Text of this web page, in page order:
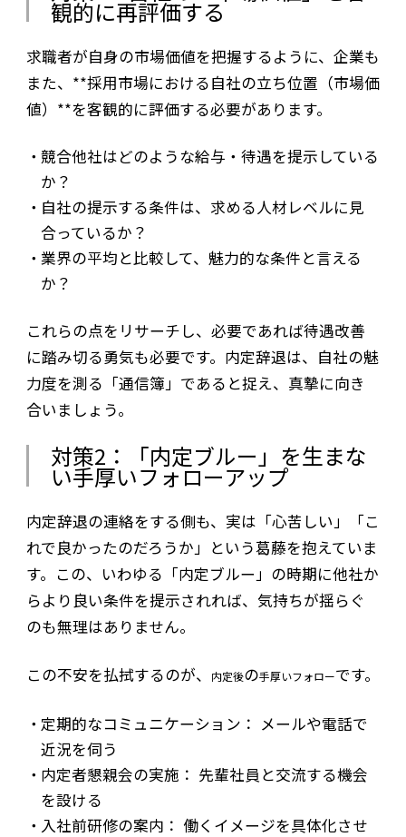
観的に再評価する
求職者が自身の市場価値を把握するように、企業も
また、**採用市場における自社の立ち位置（市場価
値）**を客観的に評価する必要があります。
競合他社はどのような給与・待遇を提示している
か？
自社の提示する条件は、求める人材レベルに見
合っているか？
業界の平均と比較して、魅力的な条件と言える
か？
これらの点をリサーチし、必要であれば待遇改善
に踏み切る勇気も必要です。内定辞退は、自社の魅
力度を測る「通信簿」であると捉え、真摯に向き
合いましょう。
対策2：「内定ブルー」を生まな
い手厚いフォローアップ
内定辞退の連絡をする側も、実は「心苦しい」「こ
れで良かったのだろうか」という葛藤を抱えていま
す。この、いわゆる「内定ブルー」の時期に他社か
らより良い条件を提示されれば、気持ちが揺らぐ
のも無理はありません。
この不安を払拭するのが、 内定後の手厚いフォローです。
定期的なコミュニケーション： メールや電話で
近況を伺う
内定者懇親会の実施： 先輩社員と交流する機会
を設ける
入社前研修の案内： 働くイメージを具体化させ